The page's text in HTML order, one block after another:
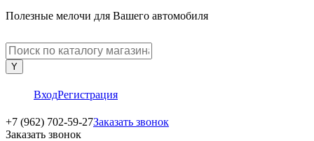
Полезные мелочи для Вашего автомобиля
ВходРегистрация
+7 (962) 702-59-27Заказать звонок
Заказать звонок